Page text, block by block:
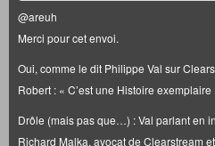
@areuh
Merci pour cet envoi.
Oui, comme le dit Philippe Val sur
Robert : « C’est une Histoire exemplaire
Drôle (mais pas que…) : Val parlant en
Richard Malka, avocat de Clearstream